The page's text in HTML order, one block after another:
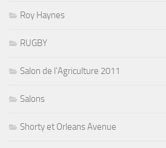
Roy Haynes
RUGBY
Salon de l'Agriculture 2011
Salons
Shorty et Orleans Avenue